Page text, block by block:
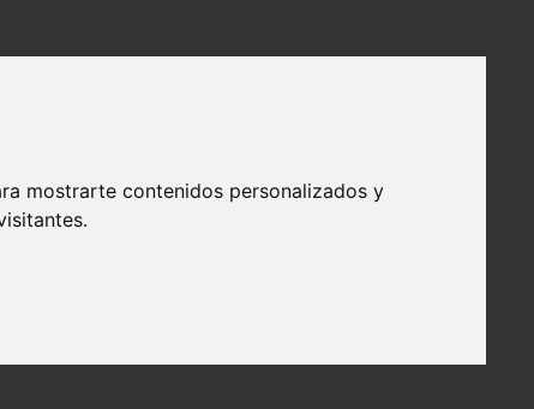
mostrarte contenidos personalizados y